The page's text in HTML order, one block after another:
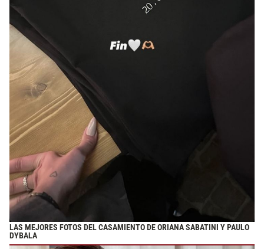
LAS MEJORES FOTOS DEL CASAMIENTO DE ORIANA SABATINI Y PAULO
DYBALA